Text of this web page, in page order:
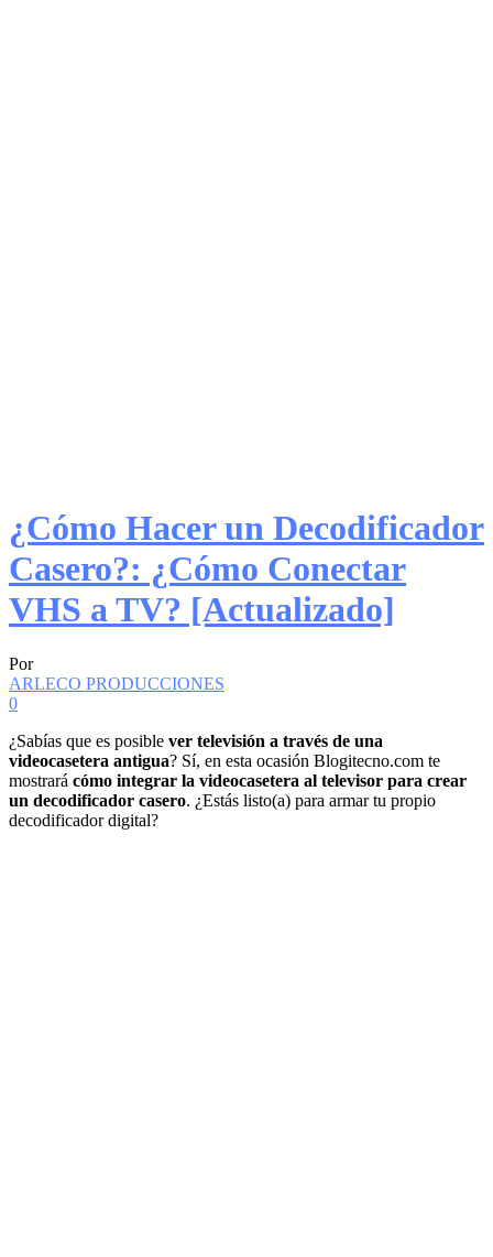
¿Cómo Hacer un Decodificador
Casero?: ¿Cómo Conectar
VHS a TV? [Actualizado]
Por
ARLECO PRODUCCIONES
0
¿Sabías que es posible ver televisión a través de una
videocasetera antigua? Sí, en esta ocasión Blogitecno.com te
mostrará cómo integrar la videocasetera al televisor para crear
un decodificador casero. ¿Estás listo(a) para armar tu propio
decodificador digital?